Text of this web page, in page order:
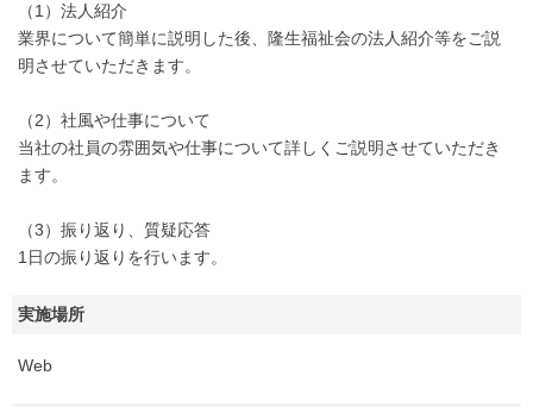
（1）法人紹介
業界について簡単に説明した後、隆生福祉会の法人紹介等をご説
明させていただきます。
（2）社風や仕事について
当社の社員の雰囲気や仕事について詳しくご説明させていただき
ます。
（3）振り返り、質疑応答
1日の振り返りを行います。
実施場所
Web